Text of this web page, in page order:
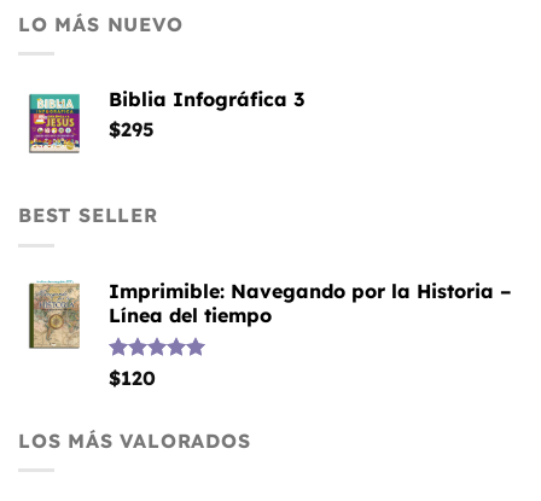
LO MÁS NUEVO
Biblia Infográfica 3
$295
BEST SELLER
Imprimible: Navegando por la Historia –
Línea del tiempo
Valorado
$120
LOS MÁS VALORADOS